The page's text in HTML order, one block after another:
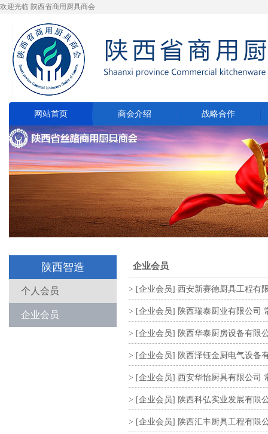
欢迎光临 陕西省商用厨具商会
网站首页 商会介绍 战略合作
陕西智造
个人会员
企业会员
企业会员
> [企业会员] 西安新赛德厨具工程有
> [企业会员] 陕西瑞泰厨业有限公司
> [企业会员] 陕西华泰厨房设备有限
> [企业会员] 陕西泽钰金厨电气设备
> [企业会员] 西安华怡厨具有限公司
> [企业会员] 陕西科弘实业发展有限
> [企业会员] 陕西汇丰厨具工程有限